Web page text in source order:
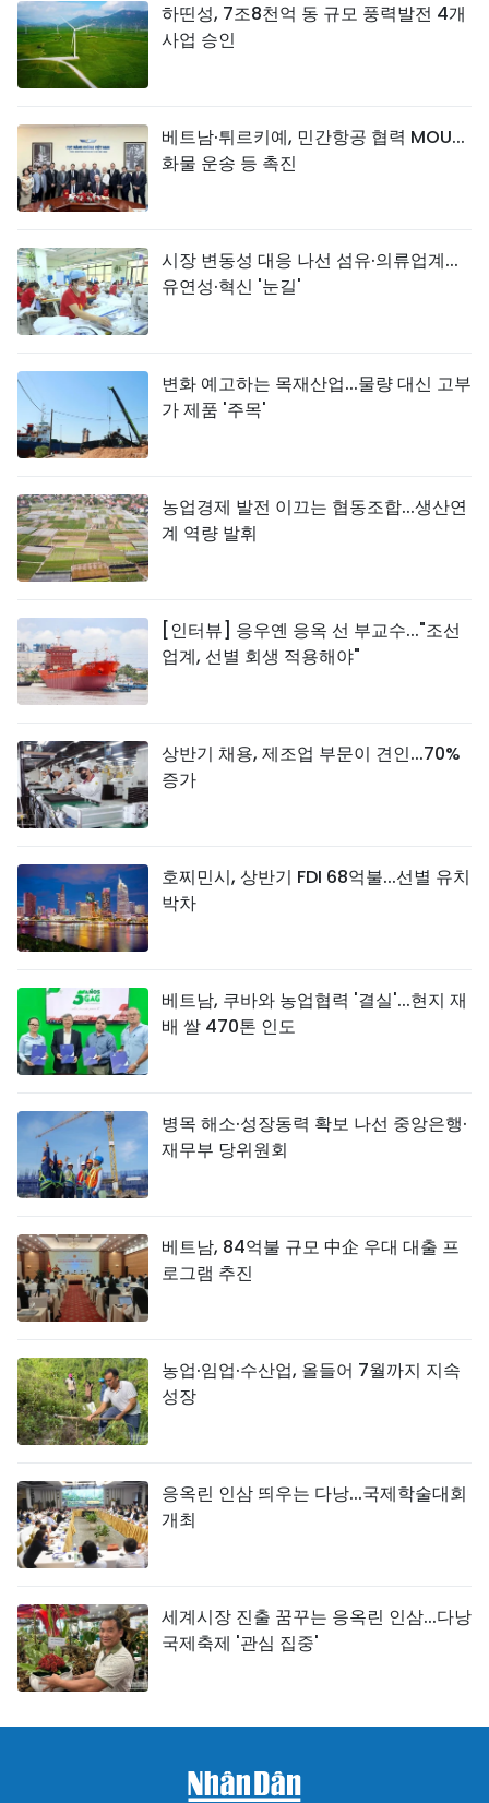
하띤성, 7조8천억 동 규모 풍력발전 4개
사업 승인
베트남·튀르키예, 민간항공 협력 MOU...
화물 운송 등 촉진
시장 변동성 대응 나선 섬유·의류업계...
유연성·혁신 '눈길'
변화 예고하는 목재산업...물량 대신 고부
가 제품 '주목'
농업경제 발전 이끄는 협동조합...생산연
계 역량 발휘
[인터뷰] 응우옌 응옥 선 부교수..."조선
업계, 선별 회생 적용해야"
상반기 채용, 제조업 부문이 견인...70%
증가
호찌민시, 상반기 FDI 68억불...선별 유치
박차
베트남, 쿠바와 농업협력 '결실'...현지 재
배 쌀 470톤 인도
병목 해소·성장동력 확보 나선 중앙은행·
재무부 당위원회
베트남, 84억불 규모 中企 우대 대출 프
로그램 추진
농업·임업·수산업, 올들어 7월까지 지속
성장
응옥린 인삼 띄우는 다낭...국제학술대회
개최
세계시장 진출 꿈꾸는 응옥린 인삼...다낭
국제축제 '관심 집중'